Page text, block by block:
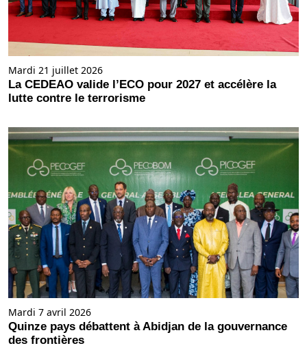
Mardi 21 juillet 2026
La CEDEAO valide l’ECO pour 2027 et accélère la
lutte contre le terrorisme
Mardi 7 avril 2026
Quinze pays débattent à Abidjan de la gouvernance
des frontières